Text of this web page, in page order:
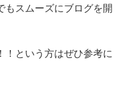
もスムーズにブログを開
！という方はぜひ参考に